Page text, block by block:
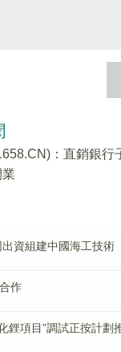
：直銷銀行
資組建中國海工技術
作
鋰項目”調試正按計劃